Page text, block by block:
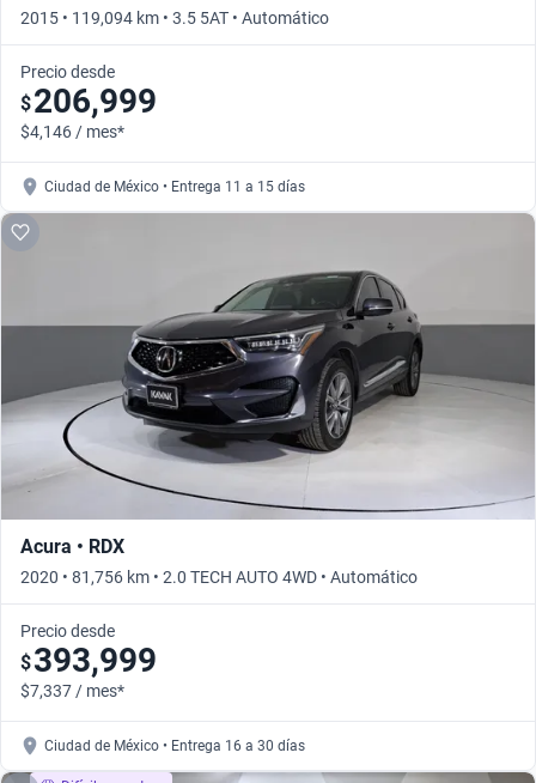
2015 • 119,094 km • 3.5 5AT • Automático
Precio desde
$206,999
$4,146 / mes*
Ciudad de México • Entrega 11 a 15 días
Acura • RDX
2020 • 81,756 km • 2.0 TECH AUTO 4WD • Automático
Precio desde
$393,999
$7,337 / mes*
Ciudad de México • Entrega 16 a 30 días